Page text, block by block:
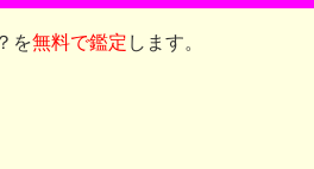
を無料で鑑定 します。